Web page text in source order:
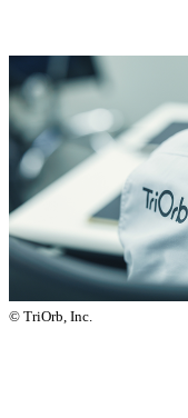
© TriOrb, Inc.